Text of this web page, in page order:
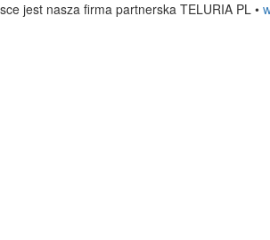
jest nasza firma partnerska TELURIA PL •